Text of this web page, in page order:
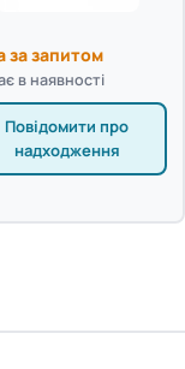
за запитом
в наявності
Повідомити про
надходження